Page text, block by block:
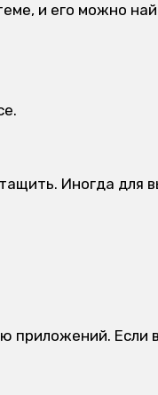
и его можно
Иногда для
приложений. Если